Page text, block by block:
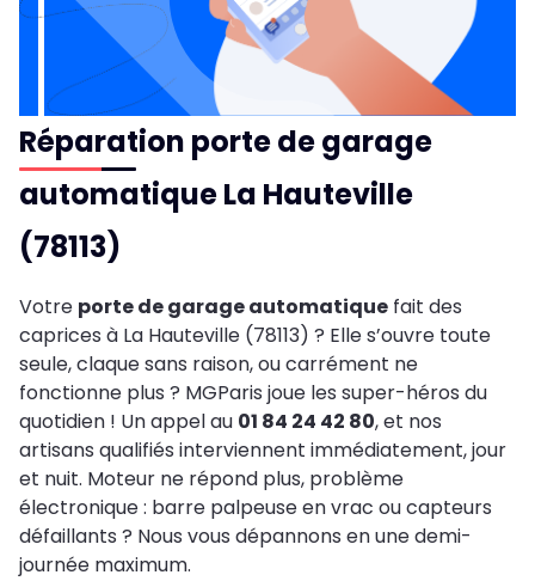
Réparation porte de garage
automatique La Hauteville
(78113)
Votre porte de garage automatique fait des
caprices à La Hauteville (78113) ? Elle s’ouvre toute
seule, claque sans raison, ou carrément ne
fonctionne plus ? MGParis joue les super-héros du
quotidien ! Un appel au 01 84 24 42 80, et nos
artisans qualifiés interviennent immédiatement, jour
et nuit. Moteur ne répond plus, problème
électronique : barre palpeuse en vrac ou capteurs
défaillants ? Nous vous dépannons en une demi-
journée maximum.